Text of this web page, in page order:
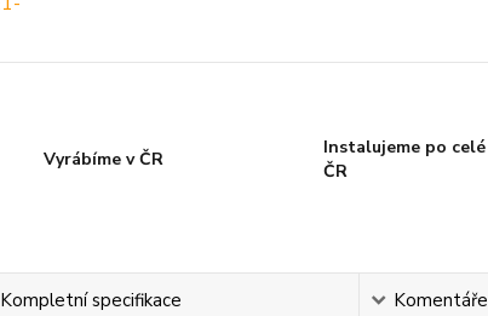
Vyrábíme v ČR
Instalujeme po celé
ČR
Kompletní specifikace Komentáře